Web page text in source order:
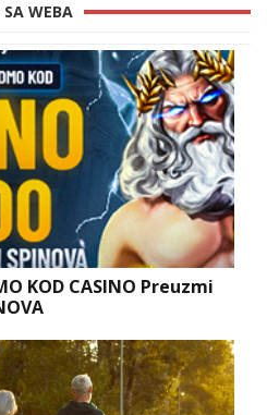
SA WEBA
KOD CASINO Preuzmi